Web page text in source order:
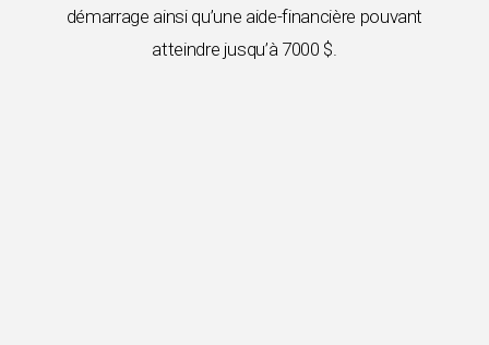
démarrage ainsi qu’une aide-financière pouvant
atteindre jusqu’à 7000 $.